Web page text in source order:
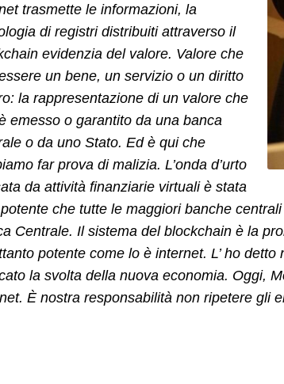
trasmette le informazioni, la
di registri distribuiti attraverso il
evidenzia del valore. Valore che
un bene, un servizio o un diritto
la rappresentazione di un valore che
emesso o garantito da una banca
o da uno Stato. Ed è qui che
far prova di malizia. L’onda d’urto
da attività finanziarie virtuali è stata
che tutte le maggiori banche
Centrale. Il sistema del blockchain è la
potente come lo è internet. L’ ho
la svolta della nuova economia. Oggi,
È nostra responsabilità non ripetere gli